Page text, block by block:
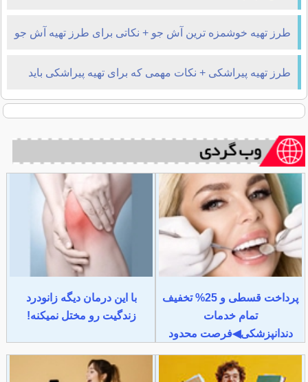
طرز تهیه خوشمزه ترین آش جو + نکاتی برای طرز تهیه آش جو
طرز تهیه پیراشکی + نکات مهمی که برای تهیه پیراشکی باید
بدانید
پرداخت قسطی و 25% تخفیف
تمام خدمات
دندانپزشکی◀فرصت محدود
با این درمان دیگه زانودرد
زندگیت رو مختل نمیکنه!